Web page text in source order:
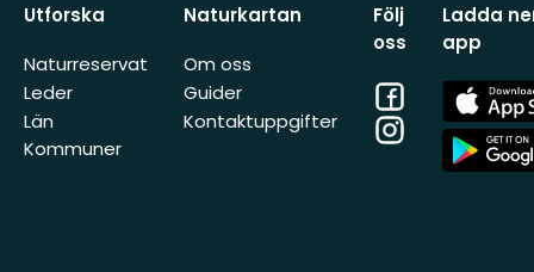
Utforska
Naturreservat
Leder
Län
Kommuner
Naturkartan
Om oss
Guider
Kontaktuppgifter
Följ
oss
Facebook
Instagram
Ladda
app
App
Store
App
Store